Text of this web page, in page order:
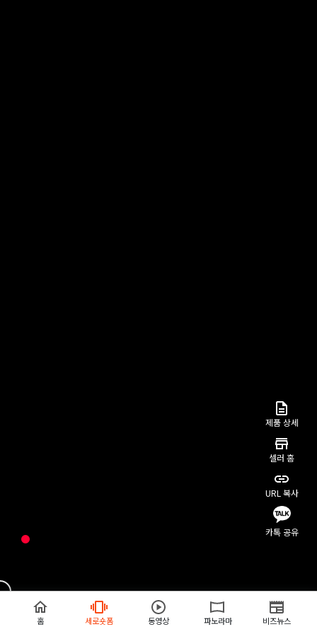
제품 상세
셀러 홈
URL 복사
카톡 공유
홈 세로숏폼 동영상 파노라마 비즈뉴스